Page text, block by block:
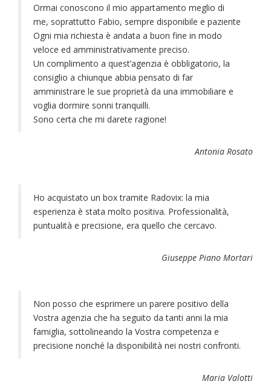
Ormai conoscono il mio appartamento meglio di
me, soprattutto Fabio, sempre disponibile e paziente
Ogni mia richiesta è andata a buon fine in modo
veloce ed amministrativamente preciso.
Un complimento a quest’agenzia è obbligatorio, la
consiglio a chiunque abbia pensato di far
amministrare le sue proprietà da una immobiliare e
voglia dormire sonni tranquilli.
Sono certa che mi darete ragione!
Antonia Rosato
Ho acquistato un box tramite Radovix: la mia
esperienza è stata molto positiva. Professionalità,
puntualità e precisione, era quello che cercavo.
Giuseppe Piano Mortari
Non posso che esprimere un parere positivo della
Vostra agenzia che ha seguito da tanti anni la mia
famiglia, sottolineando la Vostra competenza e
precisione nonché la disponibilità nei nostri confronti.
Maria Valotti